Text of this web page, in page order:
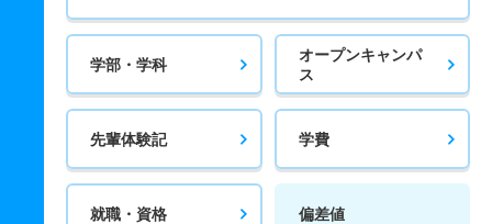
学部・学科
オープンキャンパ
ス
先輩体験記 学費
就職・資格 偏差値